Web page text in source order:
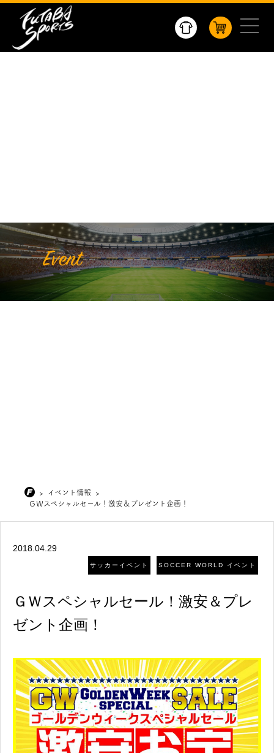
> イベント情報
>
ＧＷスペシャルセール！激安＆プレゼント企画！
2018.04.29
SOCCER WORLD イベント
サッカーイベント
ＧＷスペシャルセール！激安＆プレ
ゼント企画！